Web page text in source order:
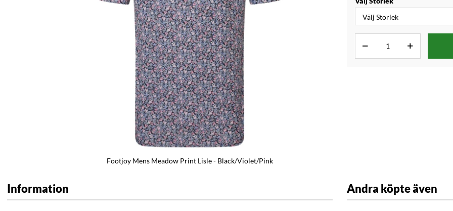
Footjoy Mens Meadow Print Lisle - Black/Violet/Pink
Information Andra köpte även